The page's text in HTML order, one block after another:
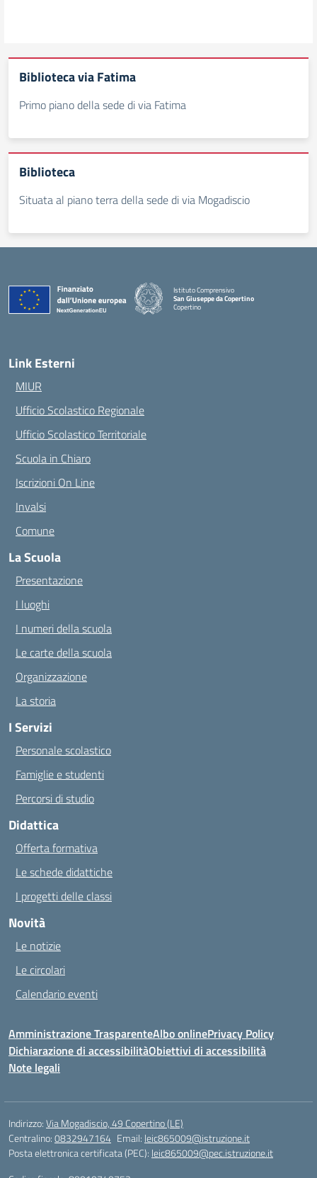
Biblioteca via Fatima
Primo piano della sede di via Fatima
Biblioteca
Situata al piano terra della sede di via Mogadiscio
Istituto Comprensivo
San Giuseppe da Copertino
Copertino
— Visita la pagina iniziale della scuola
Link Esterni
MIUR
Ufficio Scolastico Regionale
Ufficio Scolastico Territoriale
Scuola in Chiaro
Iscrizioni On Line
Invalsi
Comune
La Scuola
Presentazione
I luoghi
I numeri della scuola
Le carte della scuola
Organizzazione
La storia
I Servizi
Personale scolastico
Famiglie e studenti
Percorsi di studio
Didattica
Offerta formativa
Le schede didattiche
I progetti delle classi
Novità
Le notizie
Le circolari
Calendario eventi
Amministrazione TrasparenteAlbo onlinePrivacy Policy
Dichiarazione di accessibilitàObiettivi di accessibilità
Note legali
Indirizzo:Via Mogadiscio, 49 Copertino (LE)
Centralino:0832947164 Email: leic865009@istruzione.it
Posta elettronica certificata (PEC): leic865009@pec.istruzione.it